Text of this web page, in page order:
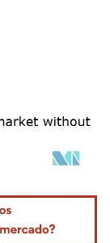
CC BY 4.0.